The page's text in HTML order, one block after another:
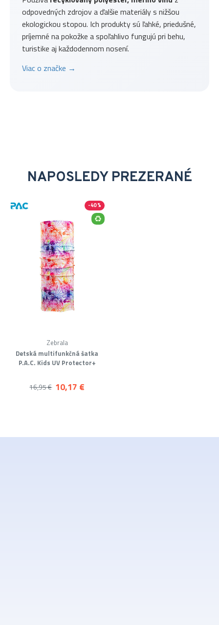
odpovedných zdrojov a ďalšie materiály s nižšou
ekologickou stopou. Ich produkty sú ľahké, priedušné,
príjemné na pokožke a spoľahlivo fungujú pri behu,
turistike aj každodennom nosení.
Viac o značke →
NAPOSLEDY PREZERANÉ
-40 %
Detská multifunkčná šatka
P.A.C. Kids UV Protector+
Zebrala
10,17 €
16,95 €